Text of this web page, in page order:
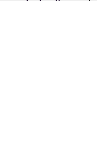
Type de circuit